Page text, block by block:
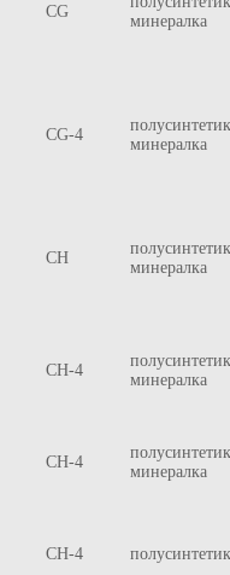
CG
минералка
CG-4
минералка
CH
минералка
CH-4
минералка
CH-4
минералка
CH-4